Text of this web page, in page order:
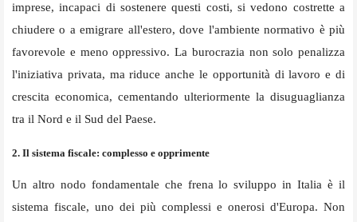
imprese, incapaci di sostenere questi costi, si vedono costrette a
chiudere o a emigrare all'estero, dove l'ambiente normativo è più
favorevole e meno oppressivo. La burocrazia non solo penalizza
l'iniziativa privata, ma riduce anche le opportunità di lavoro e di
crescita economica, cementando ulteriormente la disuguaglianza
tra il Nord e il Sud del Paese.
2. Il sistema fiscale: complesso e opprimente
Un altro nodo fondamentale che frena lo sviluppo in Italia è il
sistema fiscale, uno dei più complessi e onerosi d'Europa. Non